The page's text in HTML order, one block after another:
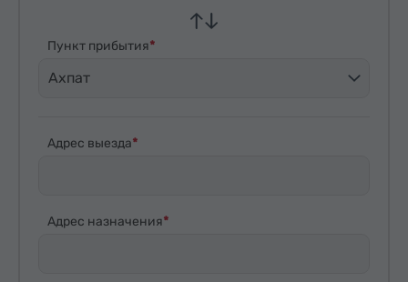
Пункт прибытия
Ахпат
Адрес выезда
Адрес назначения